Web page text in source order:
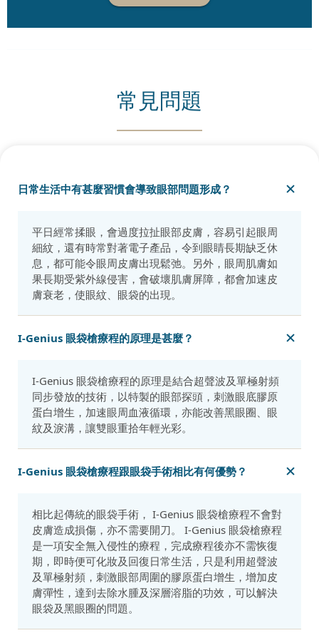
常見問題
日常生活中有甚麼習慣會導致眼部問題形成？
平日經常揉眼，會過度拉扯眼部皮膚，容易引起眼周
細紋，還有時常對著電子產品，令到眼睛長期缺乏休
息，都可能令眼周皮膚出現鬆弛。另外，眼周肌膚如
果長期受紫外線侵害，會破壞肌膚屏障，都會加速皮
膚衰老，使眼紋、眼袋的出現。
I-Genius 眼袋槍療程的原理是甚麼？
I-Genius 眼袋槍療程的原理是結合超聲波及單極射頻
同步發放的技術，以特製的眼部探頭，刺激眼底膠原
蛋白增生，加速眼周血液循環，亦能改善黑眼圈、眼
紋及淚溝，讓雙眼重拾年輕光彩。
I-Genius 眼袋槍療程跟眼袋手術相比有何優勢？
相比起傳統的眼袋手術， I-Genius 眼袋槍療程不會對
皮膚造成損傷，亦不需要開刀。 I-Genius 眼袋槍療程
是一項安全無入侵性的療程，完成療程後亦不需恢復
期，即時便可化妝及回復日常生活，只是利用超聲波
及單極射頻，刺激眼部周圍的膠原蛋白增生，增加皮
膚彈性，達到去除水腫及深層溶脂的功效，可以解決
眼袋及黑眼圈的問題。